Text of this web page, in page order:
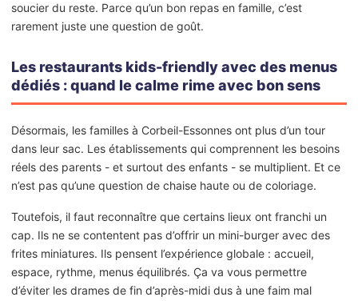
soucier du reste. Parce qu’un bon repas en famille, c’est
rarement juste une question de goût.
Les restaurants kids-friendly avec des menus
dédiés : quand le calme rime avec bon sens
Désormais, les familles à Corbeil-Essonnes ont plus d’un tour
dans leur sac. Les établissements qui comprennent les besoins
réels des parents - et surtout des enfants - se multiplient. Et ce
n’est pas qu’une question de chaise haute ou de coloriage.
Toutefois, il faut reconnaître que certains lieux ont franchi un
cap. Ils ne se contentent pas d’offrir un mini-burger avec des
frites miniatures. Ils pensent l’expérience globale : accueil,
espace, rythme, menus équilibrés. Ça va vous permettre
d’éviter les drames de fin d’après-midi dus à une faim mal